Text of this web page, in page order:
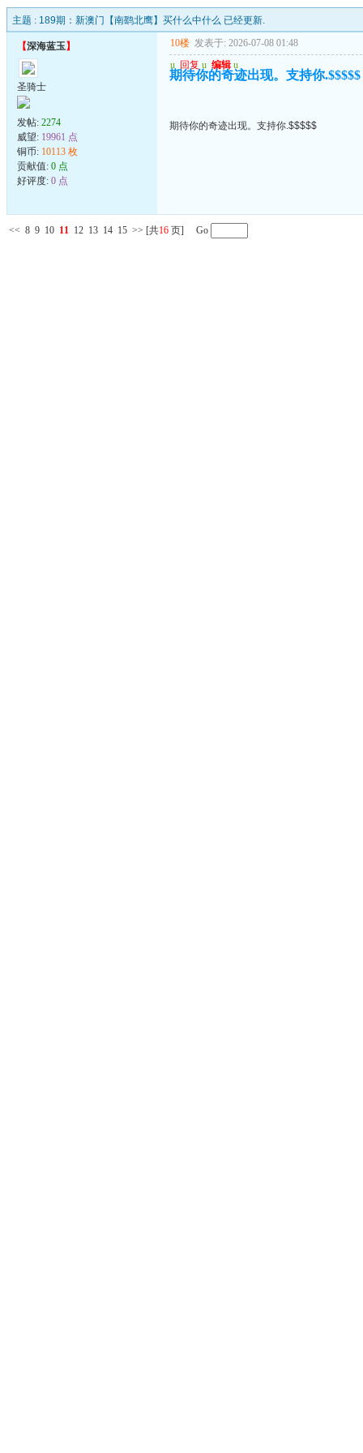
主题 : 189期：新澳门【南鹞北鹰】买什么中什么 已经更新.
【深海蓝玉】
圣骑士
发帖: 2274
威望: 19961 点
铜币: 10113 枚
贡献值: 0 点
好评度: 0 点
10楼 发表于: 2026-07-08 01:48
u 回复 u 编辑 u
期待你的奇迹出现。支持你.$$$$$
期待你的奇迹出现。支持你.$$$$$
<< 8 9 10 11 12 13 14 15 >> [共16 页] Go